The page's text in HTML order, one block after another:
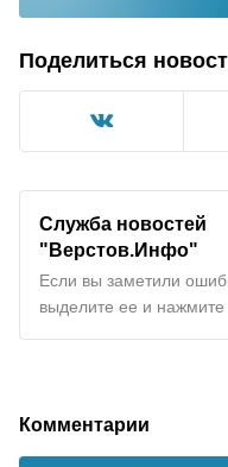
Поделиться
Служба новостей
"Верстов.Инфо"
Если вы заметили
выделите ее и
Комментарии